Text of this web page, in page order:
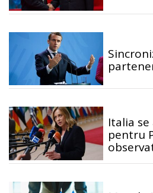
Italia
pentru